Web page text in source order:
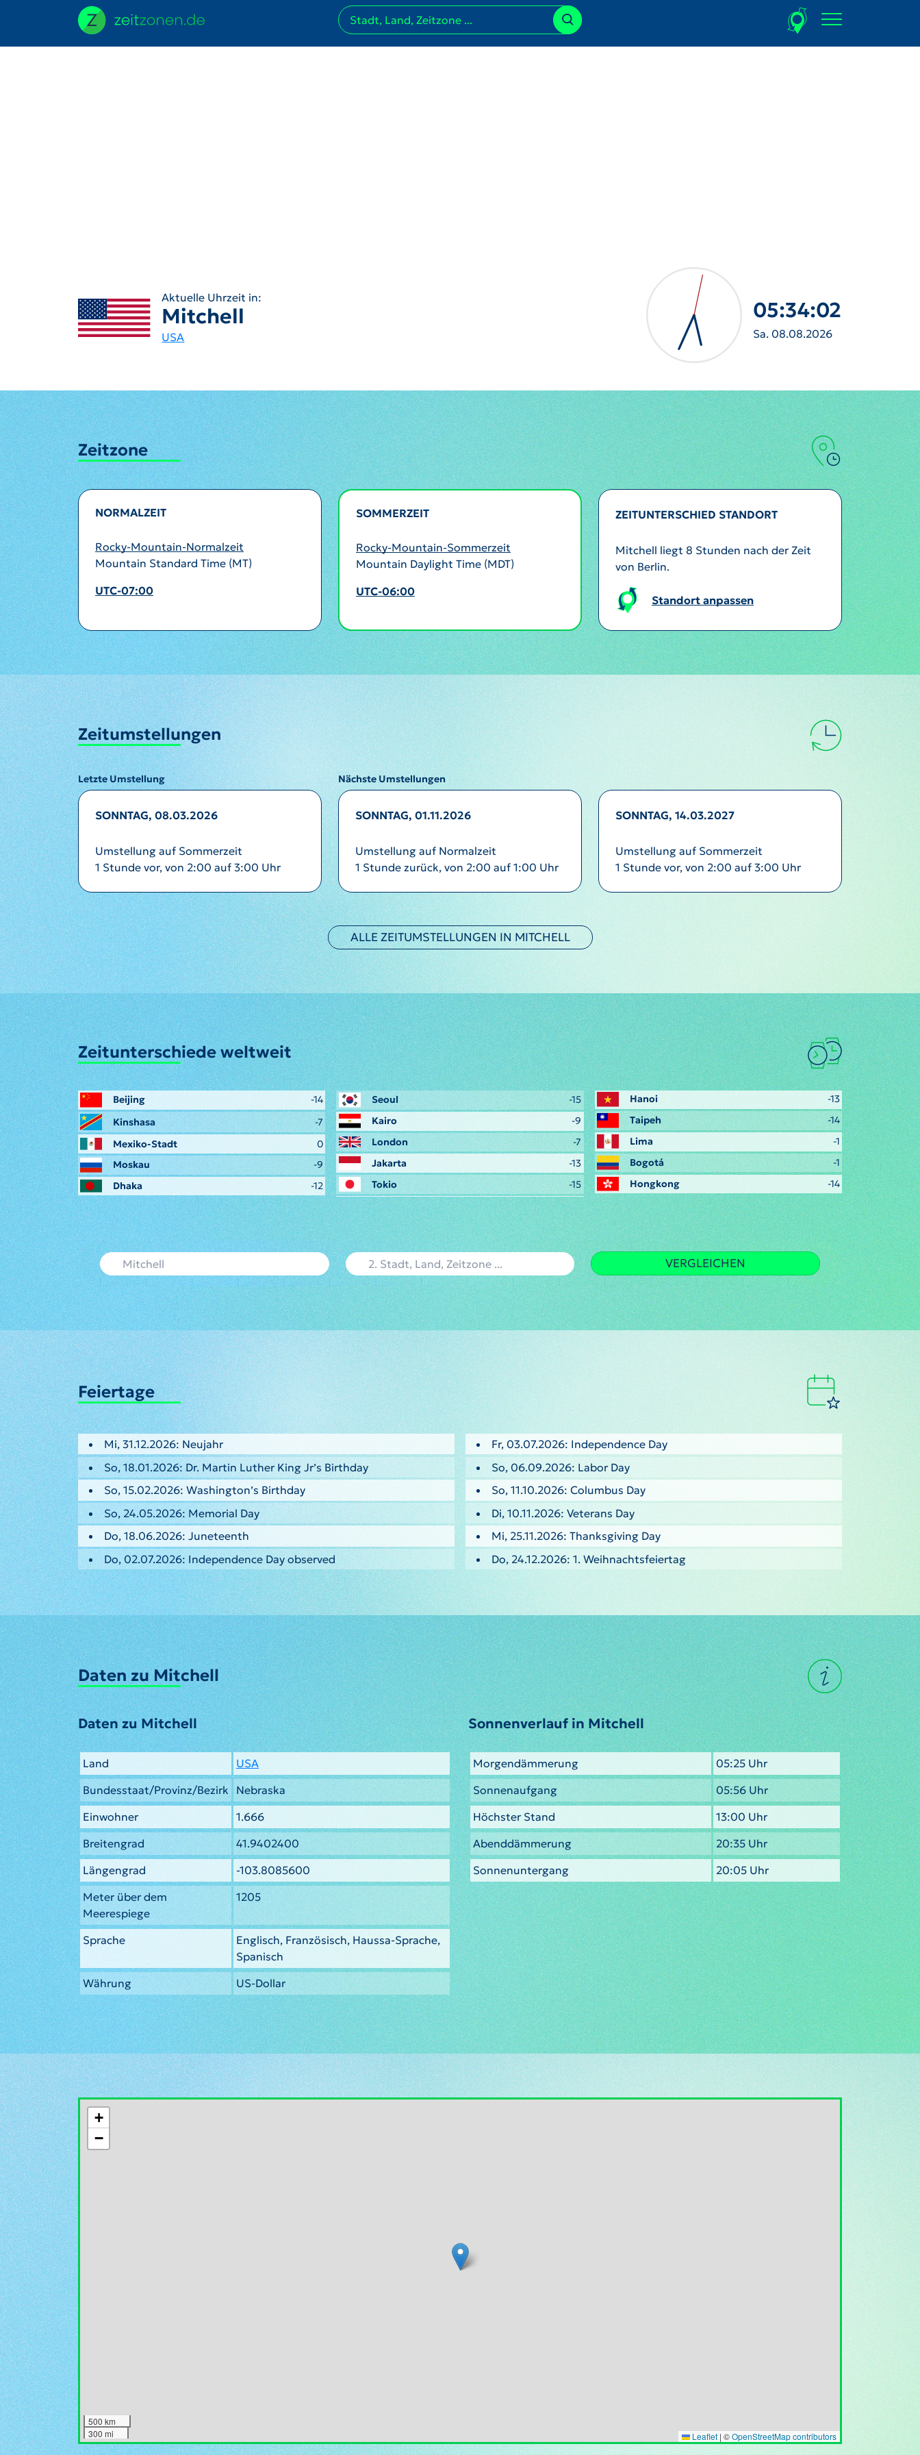
Aktuelle Uhrzeit in:
Mitchell
USA
05:34:05
Sa. 08.08.2026
Zeitzone
NORMALZEIT
Rocky-Mountain-Normalzeit
Mountain Standard Time (MT)
UTC-07:00
SOMMERZEIT
Rocky-Mountain-Sommerzeit
Mountain Daylight Time (MDT)
UTC-06:00
ZEITUNTERSCHIED STANDORT
Mitchell liegt 8 Stunden nach der Zeit
von Berlin.
Standort anpassen
Zeitumstellungen
Letzte Umstellung Nächste Umstellungen
SONNTAG, 08.03.2026
Umstellung auf Sommerzeit
1 Stunde vor, von 2:00 auf 3:00 Uhr
SONNTAG, 01.11.2026
Umstellung auf Normalzeit
1 Stunde zurück, von 2:00 auf 1:00 Uhr
SONNTAG, 14.03.2027
Umstellung auf Sommerzeit
1 Stunde vor, von 2:00 auf 3:00 Uhr
ALLE ZEITUMSTELLUNGEN IN MITCHELL
Zeitunterschiede weltweit
Beijing
-14
Kinshasa
-7
Mexiko-Stadt
0
Moskau
-9
Dhaka
-12
Seoul
-15
Kairo
-9
London
-7
Jakarta
-13
Tokio
-15
Hanoi
-13
Taipeh
-14
Lima
-1
Bogotá
-1
Hongkong
-14
VERGLEICHEN
Feiertage
Mi, 31.12.2026: Neujahr
So, 18.01.2026: Dr. Martin Luther King Jr’s Birthday
So, 15.02.2026: Washington’s Birthday
So, 24.05.2026: Memorial Day
Do, 18.06.2026: Juneteenth
Do, 02.07.2026: Independence Day observed
Fr, 03.07.2026: Independence Day
So, 06.09.2026: Labor Day
So, 11.10.2026: Columbus Day
Di, 10.11.2026: Veterans Day
Mi, 25.11.2026: Thanksgiving Day
Do, 24.12.2026: 1. Weihnachtsfeiertag
Daten zu Mitchell
Daten zu Mitchell
Land
USA
Bundesstaat/Provinz/Bezirk Nebraska
Einwohner
1.666
Breitengrad
41.9402400
Längengrad
-103.8085600
Meter über dem
Meerespiege
1205
Sprache
Englisch, Französisch, Haussa-Sprache,
Spanisch
Währung
US-Dollar
Sonnenverlauf in Mitchell
Morgendämmerung
05:25 Uhr
Sonnenaufgang
05:56 Uhr
Höchster Stand
13:00 Uhr
Abenddämmerung
20:35 Uhr
Sonnenuntergang
20:05 Uhr
+
−
500 km
300 mi
Leaflet | ©OpenStreetMap contributors